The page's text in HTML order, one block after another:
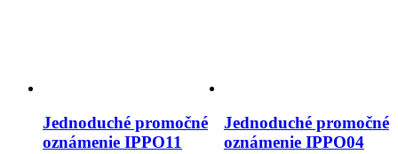
Jednoduché promočné
oznámenie IPPO11
Jednoduché promočné
oznámenie IPPO04